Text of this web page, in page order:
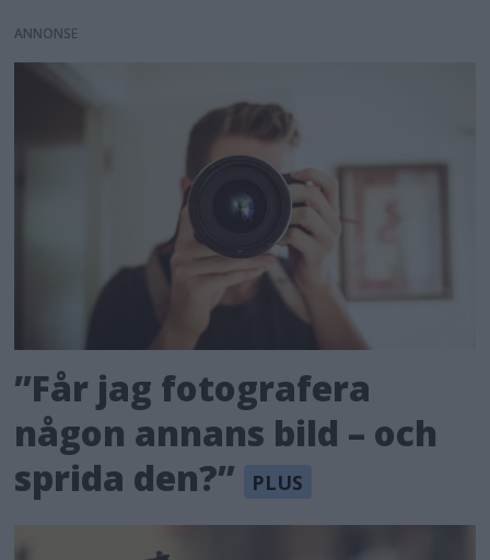
ANNONS
”Får jag fotografera
någon annans bild – och
sprida den?”